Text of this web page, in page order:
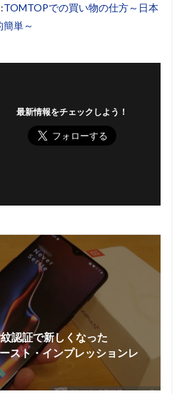
TOMTOPでの買い物の仕方～日本
単～
最新情報をチェックしよう！
認証で新しくなった
スト・インプレッションレ